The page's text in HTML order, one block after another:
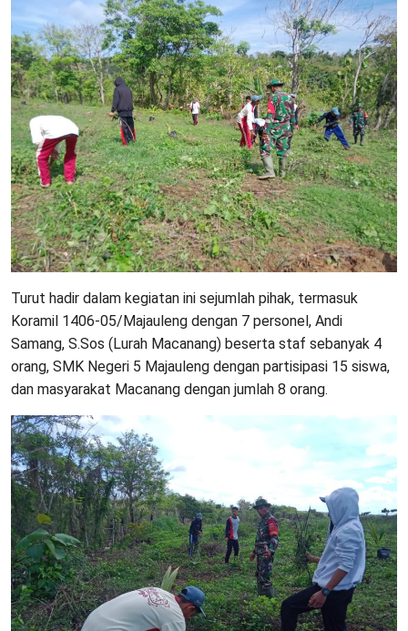
Turut hadir dalam kegiatan ini sejumlah pihak, termasuk
Koramil 1406-05/Majauleng dengan 7 personel, Andi
Samang, S.Sos (Lurah Macanang) beserta staf sebanyak 4
orang, SMK Negeri 5 Majauleng dengan partisipasi 15 siswa,
dan masyarakat Macanang dengan jumlah 8 orang.